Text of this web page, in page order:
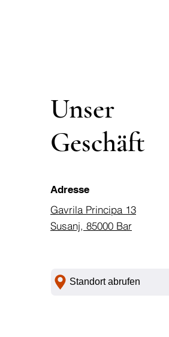
Unser
Geschäft
Adresse
Gavrila Principa 13
Susanj, 85000 Bar
Standort abrufen